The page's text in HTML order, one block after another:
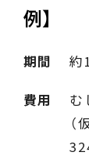
例】
期間 約
費用
む
（